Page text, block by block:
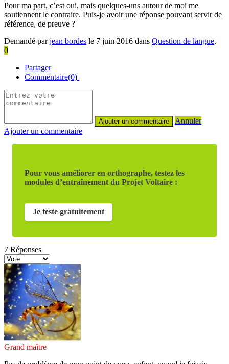
Pour ma part, c’est oui, mais quelques-uns autour de moi me
soutiennent le contraire. Puis-je avoir une réponse pouvant servir de
référence, de preuve ?
Demandé parjean bordes le 7 juin 2016 dans Question de langue.
0
Partager
Commentaire(0)
Annuler
Ajouter un commentaire
Pour vous améliorer en orthographe, testez les
modules d’entraînement du Projet Voltaire :
Je teste gratuitement
7 Réponses
Grand maître